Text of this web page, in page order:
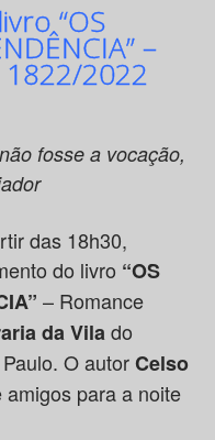
“OS
–
2022
fosse a vocação,
das 18h30,
do livro “OS
– Romance
da Vilado
O autorCelso
para a noite